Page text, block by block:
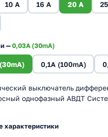
10 А 16 А 20 А
—0,03A (30mA)
0,1A (100mA)
выключатель
однофазный АВДТ
характеристики